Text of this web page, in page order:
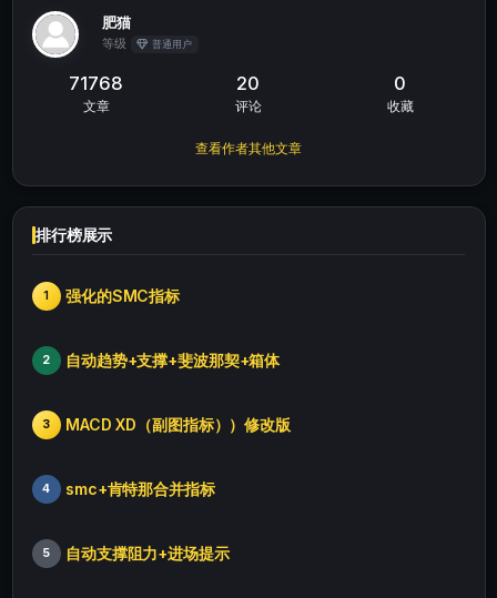
肥猫
等级 普通用户
71768
文章
20
评论
0
收藏
查看作者其他文章
排行榜展示
1 强化的SMC指标
2 自动趋势+支撑+斐波那契+箱体
3 MACD XD（副图指标））修改版
4 smc+肯特那合并指标
5 自动支撑阻力+进场提示